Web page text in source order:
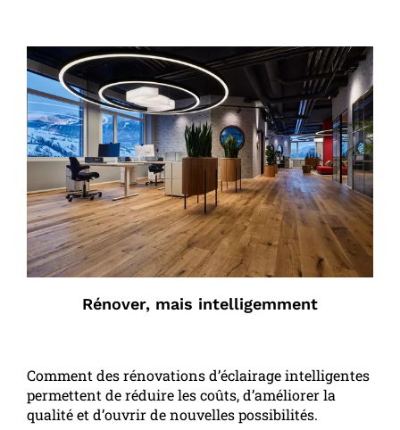
Rénover, mais intelligemment
Comment des rénovations d’éclairage intelligentes
permettent de réduire les coûts, d’améliorer la
qualité et d’ouvrir de nouvelles possibilités.